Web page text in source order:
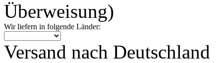
Überweisung)
Wir liefern in folgende Länder:
Versand nach Deutschland